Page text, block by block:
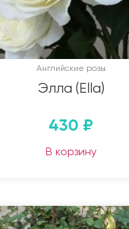
Английские розы
Элла (Ella)
430 ₽
В корзину